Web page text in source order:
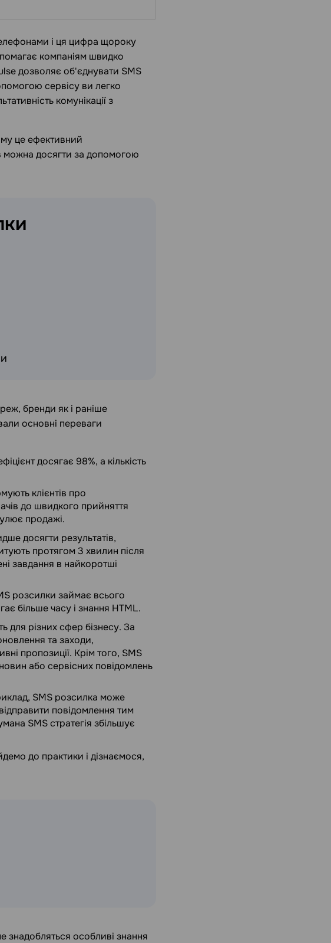
і ця цифра щороку
компаніям швидко
дозволяє об'єднувати SMS
сервісу ви легко
комунікації з
це ефективний
можна досягти за допомогою
бренди як і раніше
основні переваги
досягає 98%, а кількість
клієнтів про
до швидкого прийняття
продажі.
досягти результатів,
протягом 3 хвилин після
завдання в найкоротші
розсилки займає всього
більше часу і знання HTML.
для різних сфер бізнесу. За
та заходи,
пропозиції. Крім того, SMS
або сервісних повідомлень
SMS розсилка може
повідомлення тим
SMS стратегія збільшує
до практики і дізнаємося,
знадобляться особливі знання